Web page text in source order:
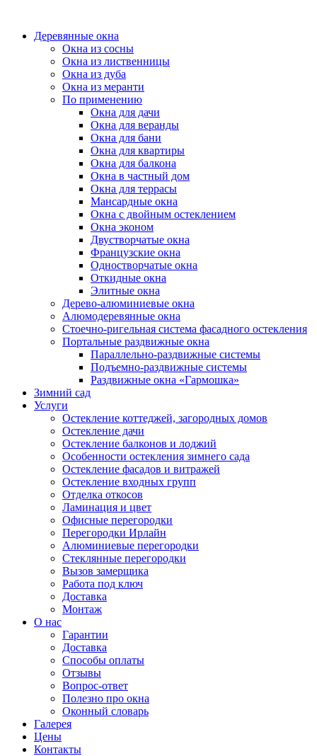
Деревянные окна
Окна из сосны
Окна из лиственницы
Окна из дуба
Окна из меранти
По применению
Окна для дачи
Окна для веранды
Окна для бани
Окна для квартиры
Окна для балкона
Окна в частный дом
Окна для террасы
Мансардные окна
Окна с двойным остеклением
Окна эконом
Двустворчатые окна
Французские окна
Одностворчатые окна
Откидные окна
Элитные окна
Дерево-алюминиевые окна
Алюмодеревянные окна
Стоечно-ригельная система фасадного остекления
Портальные раздвижные окна
Параллельно-раздвижные системы
Подъемно-раздвижные системы
Раздвижные окна «Гармошка»
Зимний сад
Услуги
Остекление коттеджей, загородных домов
Остекление дачи
Остекление балконов и лоджий
Особенности остекления зимнего сада
Остекление фасадов и витражей
Остекление входных групп
Отделка откосов
Ламинация и цвет
Офисные перегородки
Перегородки Ирлайн
Алюминиевые перегородки
Стеклянные перегородки
Вызов замерщика
Работа под ключ
Доставка
Монтаж
О нас
Гарантии
Доставка
Способы оплаты
Отзывы
Вопрос-ответ
Полезно про окна
Оконный словарь
Галерея
Цены
Контакты